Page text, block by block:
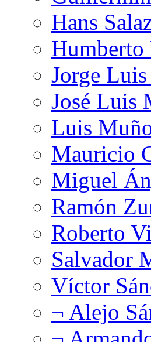
Hans
Humberto
Jorge
José Luis
Luis
Mauricio
Miguel
Ramón
Roberto
Salvador
Víctor
¬ Alejo